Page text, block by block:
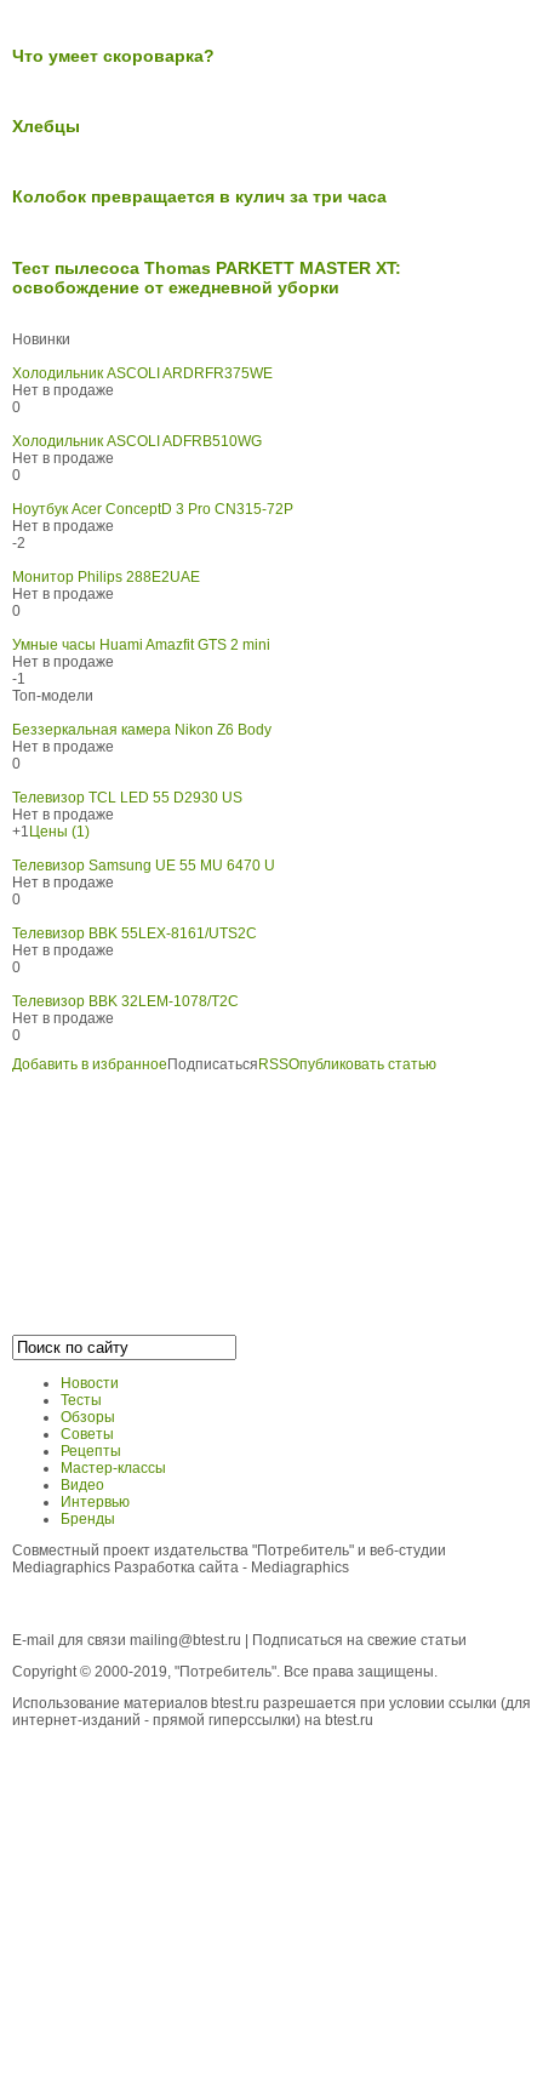
Что умеет скороварка?
Хлебцы
Колобок превращается в кулич за три часа
Тест пылесоса Thomas PARKETT MASTER XT:
освобождение от ежедневной уборки
Новинки
Холодильник ASCOLI ARDRFR375WE
Нет в продаже
0
Холодильник ASCOLI ADFRB510WG
Нет в продаже
0
Ноутбук Acer ConceptD 3 Pro CN315-72P
Нет в продаже
-2
Монитор Philips 288E2UAE
Нет в продаже
0
Умные часы Huami Amazfit GTS 2 mini
Нет в продаже
-1
Топ-модели
Беззеркальная камера Nikon Z6 Body
Нет в продаже
0
Телевизор TCL LED 55 D2930 US
Нет в продаже
+1 Цены (1)
Телевизор Samsung UE 55 MU 6470 U
Нет в продаже
0
Телевизор BBK 55LEX-8161/UTS2C
Нет в продаже
0
Телевизор BBK 32LEM-1078/T2C
Нет в продаже
0
Добавить в избранноеПодписатьсяRSSОпубликовать статью
Новости
Тесты
Обзоры
Советы
Рецепты
Мастер-классы
Видео
Интервью
Бренды
Совместный проект издательства "Потребитель" и веб-студии
Mediagraphics Разработка сайта - Mediagraphics
E-mail для связи mailing@btest.ru | Подписаться на свежие статьи
Copyright © 2000-2019, "Потребитель". Все права защищены.
Использование материалов btest.ru разрешается при условии ссылки (для
интернет-изданий - прямой гиперссылки) на btest.ru